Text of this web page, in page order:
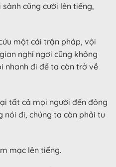
cũng cười lên tiếng,
một cái trận pháp, vội
nghỉ ngơi cũng không
nhanh đi để ta còn trở về
tất cả mọi người đến đông
nói đi, chúng ta còn phải tu
mạc lên tiếng.